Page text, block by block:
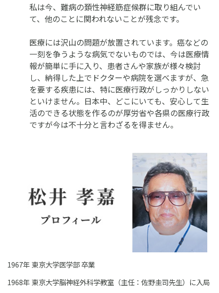
私は今、難病の頚性神経筋症候群に取り組んでい
て、他のことに関われないことが残念です。
医療には沢山の問題が放置されています。癌などの
一刻を争うような病気でないものでは、今は医療情
報が簡単に手に入り、患者さんや家族が様々検討
し、納得した上でドクターや病院を選べますが、急
を要する疾患には、特に医療行政がしっかりしない
といけません。日本中、どこにいても、安心して生
活のできる状態を作るのが厚労省や各県の医療行政
ですが今は不十分と言わざるを得ません。
1967年東京大学医学部 卒業
1968年東京大学脳神経外科学教室（主任：佐野圭司先生）に入局